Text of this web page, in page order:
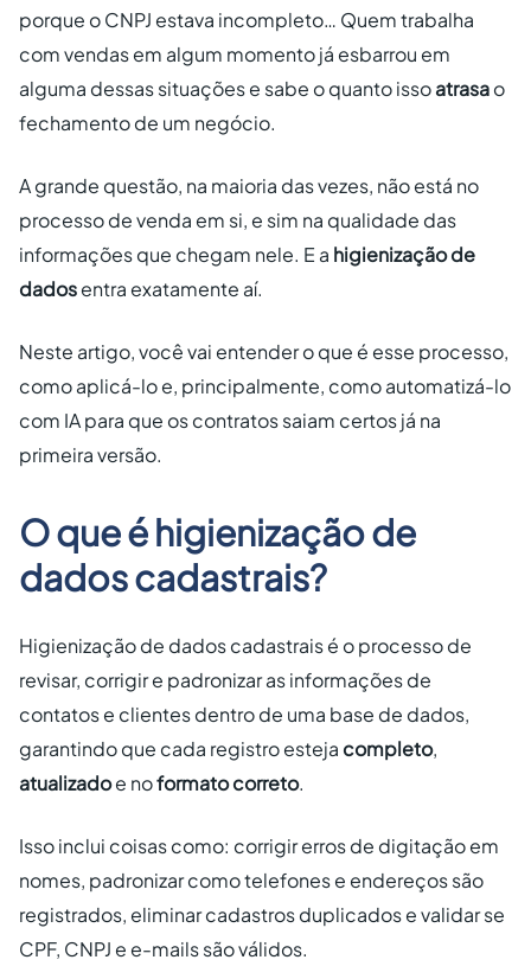
porque o CNPJ estava incompleto… Quem trabalha
com vendas em algum momento já esbarrou em
alguma dessas situações e sabe o quanto issoatrasao
fechamento de um negócio.
A grande questão, na maioria das vezes, não está no
processo de venda em si, e sim na qualidade das
informações que chegam nele. E a higienização de
dadosentra exatamente aí.
Neste artigo, você vai entender o que é esse processo,
como aplicá-lo e, principalmente, como automatizá-lo
com IA para que os contratos saiam certos já na
primeira versão.
O que é higienização de
dados cadastrais?
Higienização de dados cadastrais é o processo de
revisar, corrigir e padronizar as informações de
contatos e clientes dentro de uma base de dados,
garantindo que cada registro esteja completo,
atualizadoe noformato correto.
Isso inclui coisas como: corrigir erros de digitação em
nomes, padronizar como telefones e endereços são
registrados, eliminar cadastros duplicados e validar se
CPF, CNPJ e e-mails são válidos.